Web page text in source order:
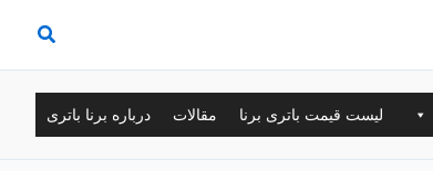
لیست قیمت باتری برنا مقالات درباره برنا باتری